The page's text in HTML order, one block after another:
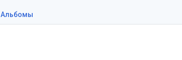
Альбомы